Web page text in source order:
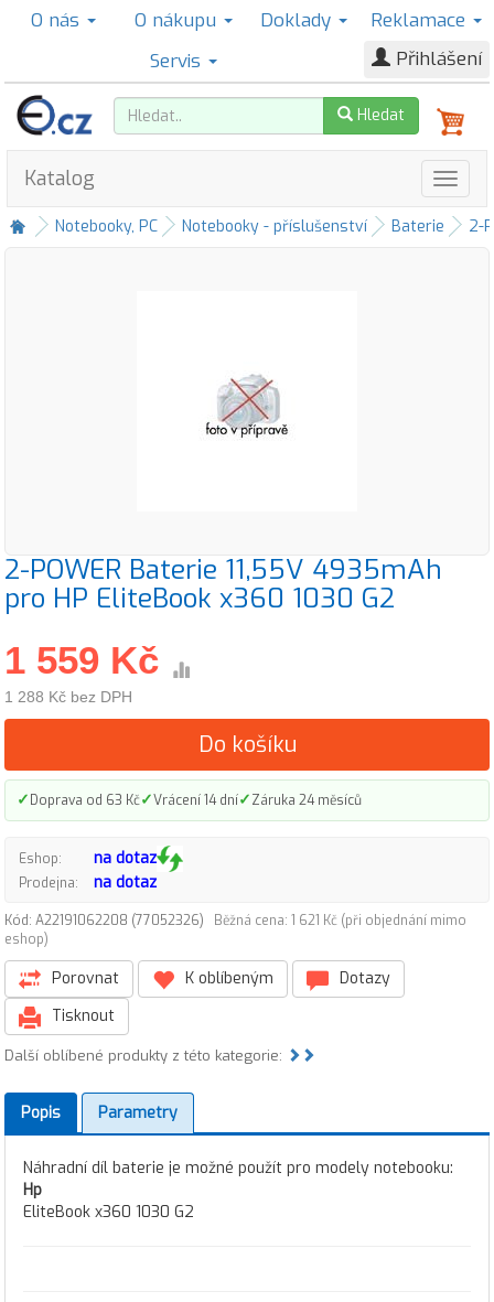
O nás O nákupu Doklady
Reklamace
Servis
Přihlášení
Hledat
Katalog
Notebooky, PC Notebooky - příslušenství Baterie 2-
2-POWER Baterie 11,55V 4935mAh
pro HP EliteBook x360 1030 G2
1 559 Kč
1 288 Kč bez DPH
Do košíku
✓Doprava od 63 Kč✓Vrácení 14 dní✓Záruka 24 měsíců
Eshop: na dotaz
Prodejna: na dotaz
Kód: A22191062208 (77052326)
Běžná cena: 1 621 Kč (při objednání mimo
eshop)
Porovnat K oblíbeným
Dotazy
Tisknout
Další oblíbené produkty z této kategorie:
Popis Parametry
Náhradní díl baterie je možné použít pro modely notebooku:
Hp
EliteBook x360 1030 G2